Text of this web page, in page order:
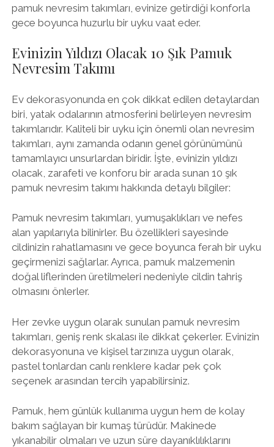
pamuk nevresim takımları, evinize getirdiği konforla
gece boyunca huzurlu bir uyku vaat eder.
Evinizin Yıldızı Olacak 10 Şık Pamuk
Nevresim Takımı
Ev dekorasyonunda en çok dikkat edilen detaylardan
biri, yatak odalarının atmosferini belirleyen nevresim
takımlarıdır. Kaliteli bir uyku için önemli olan nevresim
takımları, aynı zamanda odanın genel görünümünü
tamamlayıcı unsurlardan biridir. İşte, evinizin yıldızı
olacak, zarafeti ve konforu bir arada sunan 10 şık
pamuk nevresim takımı hakkında detaylı bilgiler:
Pamuk nevresim takımları, yumuşaklıkları ve nefes
alan yapılarıyla bilinirler. Bu özellikleri sayesinde
cildinizin rahatlamasını ve gece boyunca ferah bir uyku
geçirmenizi sağlarlar. Ayrıca, pamuk malzemenin
doğal liflerinden üretilmeleri nedeniyle cildin tahriş
olmasını önlerler.
Her zevke uygun olarak sunulan pamuk nevresim
takımları, geniş renk skalası ile dikkat çekerler. Evinizin
dekorasyonuna ve kişisel tarzınıza uygun olarak,
pastel tonlardan canlı renklere kadar pek çok
seçenek arasından tercih yapabilirsiniz.
Pamuk, hem günlük kullanıma uygun hem de kolay
bakım sağlayan bir kumaş türüdür. Makinede
yıkanabilir olmaları ve uzun süre dayanıklılıklarını